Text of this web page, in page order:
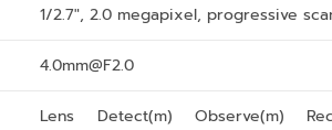
1/2.7″, 2.0 megapixel, progressive
4.0mm@F2.0
Lens Detect(m) Observe(m)